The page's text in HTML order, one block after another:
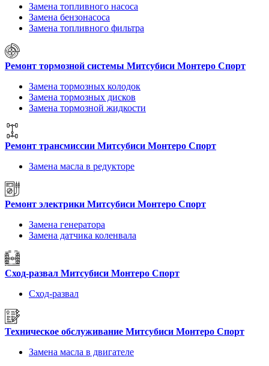
Замена топливного насоса
Замена бензонасоса
Замена топливного фильтра
Ремонт тормозной системы Митсубиси Монтеро Спорт
Замена тормозных колодок
Замена тормозных дисков
Замена тормозной жидкости
Ремонт трансмиссии Митсубиси Монтеро Спорт
Замена масла в редукторе
Ремонт электрики Митсубиси Монтеро Спорт
Замена генератора
Замена датчика коленвала
Сход-развал Митсубиси Монтеро Спорт
Сход-развал
Техническое обслуживание Митсубиси Монтеро Спорт
Замена масла в двигателе